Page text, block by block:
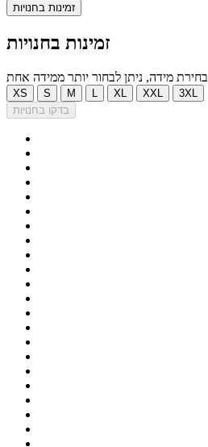
זמינות בחנויות
זמינות בחנויות
בחירת מידה, ניתן לבחור יותר ממידה אחת
XS S M XL XXL
3XL
בדקו בחנויות